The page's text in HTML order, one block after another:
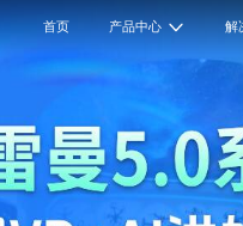
首页 产品中心 解